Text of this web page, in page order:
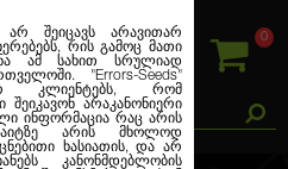
0
არ შეიცავს არავითარ
რის გამოც მათი
ამ სახით სრულიად
"Errors-Seeds"
კლიენტებს, რომ
შეიკავონ არაკანონიერი
ინფორმაცია რაც არის
არის მხოლოდ
ხასიათის, და არ
კანონმდებლობის